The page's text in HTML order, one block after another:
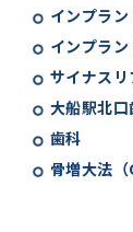
インプラン
インプラ
サイナスリ
大船駅北
歯科
骨増大法（